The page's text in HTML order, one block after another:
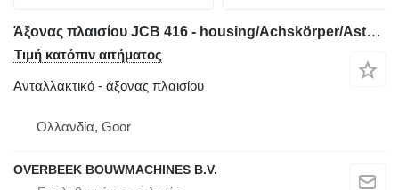
Άξονας πλαισίου JCB 416 - housing/Achskörper/Astrechter
Τιμή κατόπιν αιτήματος
Ανταλλακτικό - άξονας πλαισίου
Ολλανδία, Goor
OVERBEEK BOUWMACHINES B.V.